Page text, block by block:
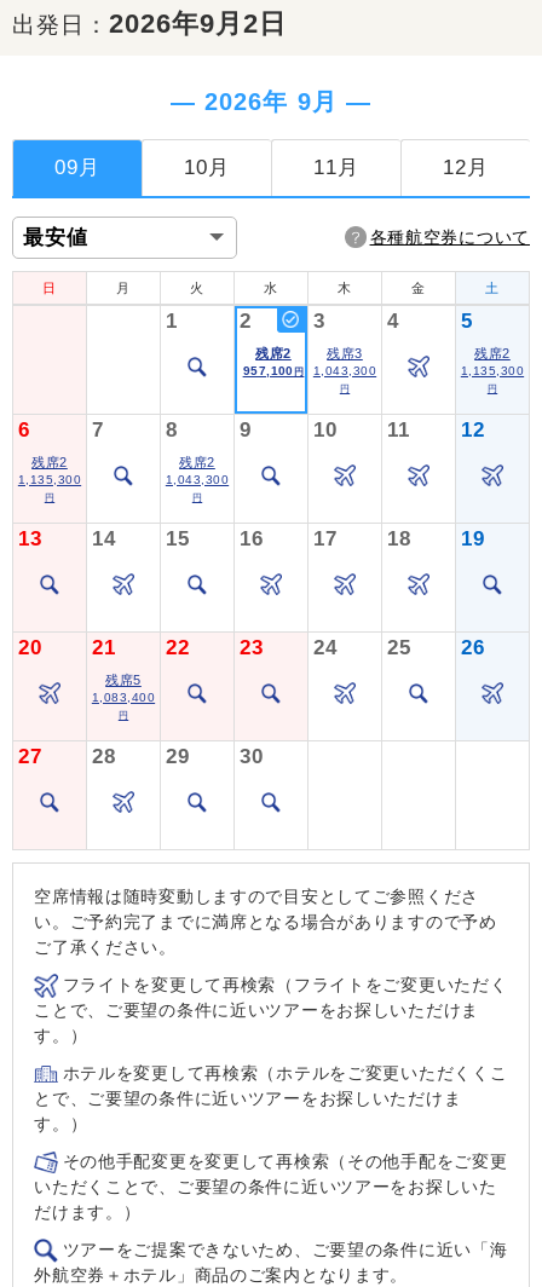
出発日： 2026年9月2日
― 2026年 9月 ―
09月 10月 11月 12月
各種航空券について
日 月 火 水 木 金 土
1 2
残席2
957,100 円
3
残席3
1,043,300
円
4 5
残席2
1,135,300
円
6
残席2
1,135,300
円
7 8
残席2
1,043,300
円
9 10 11 12
13 14 15 16 17 18 19
20 21
残席5
1,083,400
円
22 23 24 25 26
27 28 29 30
空席情報は随時変動しますので目安としてご参照くださ
い。ご予約完了までに満席となる場合がありますので予め
ご了承ください。
フライトを変更して再検索（フライトをご変更いただく
ことで、ご要望の条件に近いツアーをお探しいただけま
す。）
ホテルを変更して再検索（ホテルをご変更いただくくこ
とで、ご要望の条件に近いツアーをお探しいただけま
す。）
その他手配変更を変更して再検索（その他手配をご変更
いただくことで、ご要望の条件に近いツアーをお探しいた
だけます。）
ツアーをご提案できないため、ご要望の条件に近い「海
外航空券＋ホテル」商品のご案内となります。